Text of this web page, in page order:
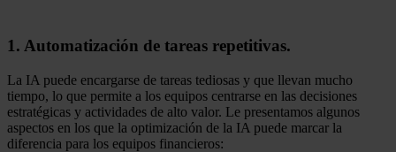
1. Automatización de tareas repetitivas.
La IA puede encargarse de tareas tediosas y que llevan mucho
tiempo, lo que permite a los equipos centrarse en las decisiones
estratégicas y actividades de alto valor. Le presentamos algunos
aspectos en los que la optimización de la IA puede marcar la
diferencia para los equipos financieros: